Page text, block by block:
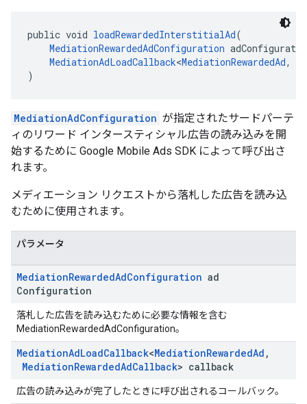
public void loadRewardedInterstitialAd(
MediationRewardedAdConfiguration
MediationAdLoadCallback<MediationRewardedAd,
)
MediationAdConfiguration が指定されたサードパーテ
ィのリワード インタースティシャル広告の読み込みを開
始するために Google Mobile Ads SDK によって呼び出さ
れます。
メディエーション リクエストから落札した広告を読み込
むために使用されます。
パラメータ
MediationRewardedAdConfiguration ad
Configuration
落札した広告を読み込むために必要な情報を含む
MediationRewardedAdConfiguration。
MediationAdLoadCallback<MediationRewardedAd ,
MediationRewardedAdCallback> callback
広告の読み込みが完了したときに呼び出されるコールバック。